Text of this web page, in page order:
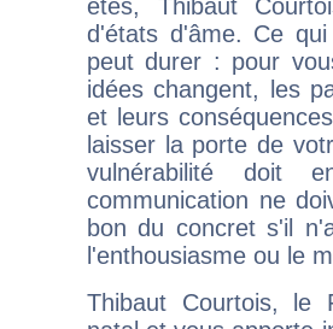
êtes, Thibaut
d'états d'âme. Ce
peut durer : pour
idées changent, les
et leurs
laisser la porte de
vulnérabilité doit
communication ne
bon du concret s'il
l'enthousiasme ou le
Thibaut Courtois, le